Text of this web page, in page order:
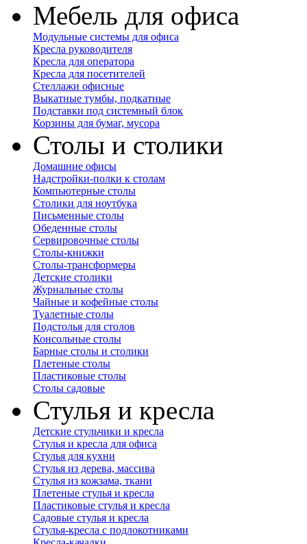
Мебель для офиса
Модульные системы для офиса
Кресла руководителя
Кресла для оператора
Кресла для посетителей
Стеллажи офисные
Выкатные тумбы, подкатные
Подставки под системный блок
Корзины для бумаг, мусора
Столы и столики
Домашние офисы
Надстройки-полки к столам
Компьютерные столы
Столики для ноутбука
Письменные столы
Обеденные столы
Сервировочные столы
Столы-книжки
Столы-трансформеры
Детские столики
Журнальные столы
Чайные и кофейные столы
Туалетные столы
Подстолья для столов
Консольные столы
Барные столы и столики
Плетеные столы
Пластиковые столы
Столы садовые
Стулья и кресла
Детские стульчики и кресла
Стулья и кресла для офиса
Стулья для кухни
Стулья из дерева, массива
Стулья из кожзама, ткани
Плетеные стулья и кресла
Пластиковые стулья и кресла
Садовые стулья и кресла
Стулья-кресла с подлокотниками